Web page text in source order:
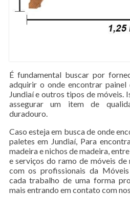
É fundamental buscar por
adquirir o onde encontrar
Jundiaí e outros tipos de móveis.
assegurar um item de
duradouro.
Caso esteja em busca de onde
paletes em Jundiaí, Para
madeira e nichos de madeira,
e serviços do ramo de móveis
com os profissionais da Móveis
cada trabalho de uma forma
mais entrando em contato com